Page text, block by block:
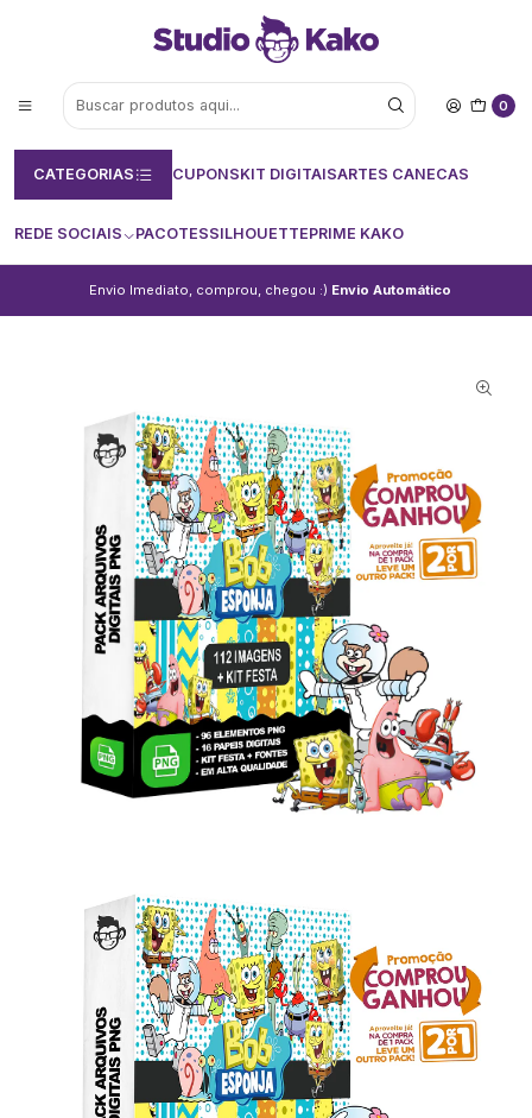
0
CATEGORIAS CUPONSKIT DIGITAISARTES CANECAS
REDE SOCIAIS PACOTESSILHOUETTEPRIME KAKO
Envio Imediato, comprou, chegou :) Envio Automático